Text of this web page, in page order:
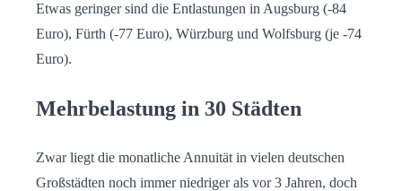
Etwas geringer sind die Entlastungen in Augsburg (-84
Euro), Fürth (-77 Euro), Würzburg und Wolfsburg (je -74
Euro).
Mehrbelastung in 30 Städten
Zwar liegt die monatliche Annuität in vielen deutschen
Großstädten noch immer niedriger als vor 3 Jahren, doch